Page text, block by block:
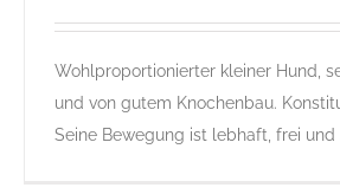
Shiba
Rassehunde von A bis Z
Wohlproportionierter kleiner Hund,
und von gutem Knochenbau.
Seine Bewegung ist lebhaft, frei und